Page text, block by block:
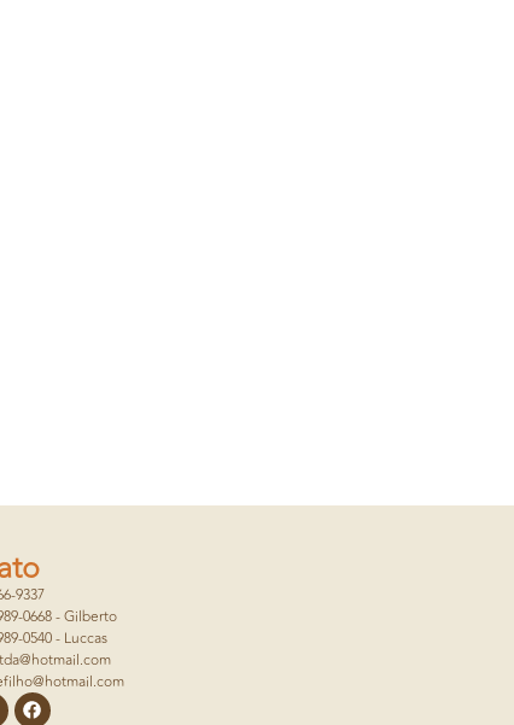
9337
0668 - Gilberto
0540 - Luccas